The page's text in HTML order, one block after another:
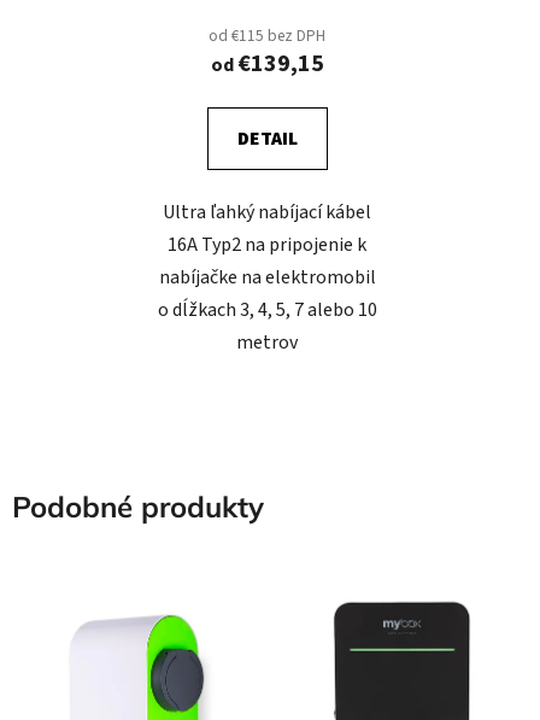
od €115 bez DPH
od€139,15
DETAIL
Ultra ľahký nabíjací kábel
16A Typ2 na pripojenie k
nabíjačke na elektromobil
o dĺžkach 3, 4, 5, 7 alebo 10
metrov
Podobné produkty